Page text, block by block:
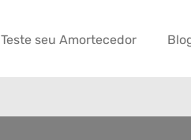
Teste seu Amortecedor